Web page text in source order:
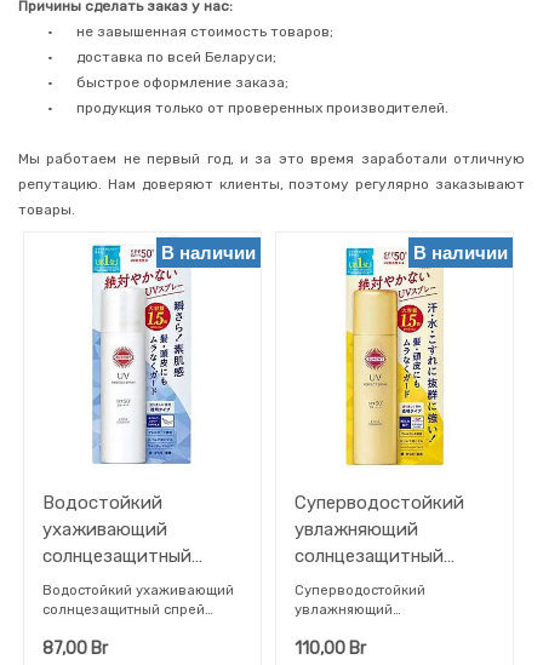
Причины сделать заказ у нас:
•
не завышенная стоимость товаров;
•
доставка по всей Беларуси;
•
быстрое оформление заказа;
•
продукция только от проверенных производителей.
Мы работаем не первый год, и за это время заработали отличную
репутацию. Нам доверяют клиенты, поэтому регулярно заказывают
товары.
В наличии
Водостойкий
ухаживающий
солнцезащитный
спрей KOSE для лица,
тела и волос SPF 50+
PA++++ 90 гр
Водостойкий ухаживающий
солнцезащитный спрей
волос SPF 50+: невероятно
87,00 Br
В наличии
Суперводостойкий
увлажняющий
солнцезащитный
спрей для лица, тела и
волос KOSE SPF 50+
PA++++ 90 гр
Суперводостойкий
увлажняющий
"Suncut" для лица, тела и
110,00Br